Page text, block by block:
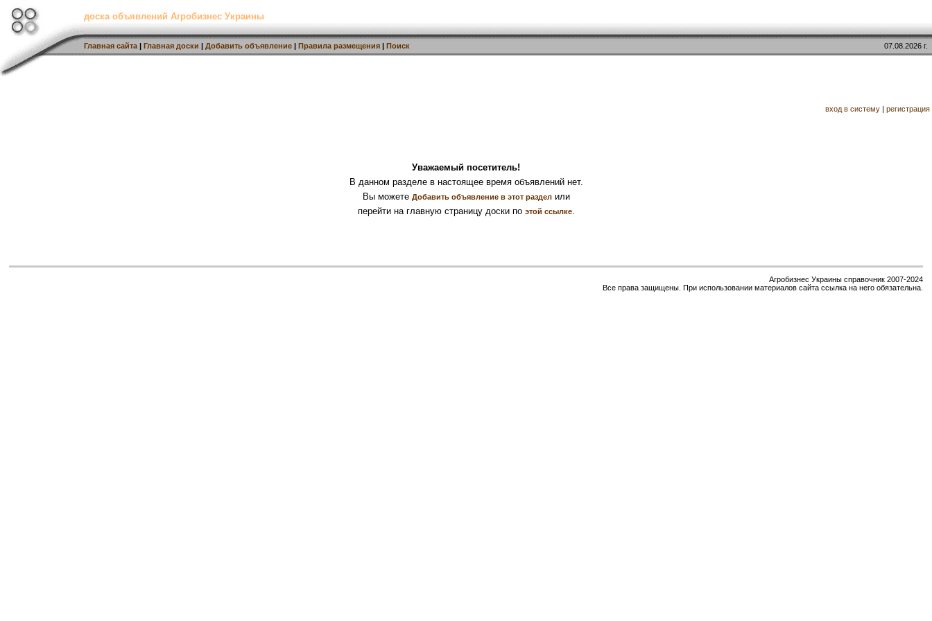
доска объявлений Агробизнес Украины
Главная сайта | Главная доски | Добавить объявление | Правила размещения | Поиск 07.08.2026 г.
вход в систему | регистрация
Уважаемый посетитель!
В данном разделе в настоящее время объявлений нет.
Вы можете Добавить объявление в этот разделили
перейти на главную страницу доски по этой ссылке.
Агробизнес Украины справочник 2007-2024
Все права защищены. При использовании материалов сайта ссылка на него обязательна.